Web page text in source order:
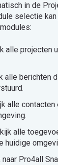
in de
selectie
alle projecten
alle berichten
alle contacten
alle
huidige
naar Pro4all